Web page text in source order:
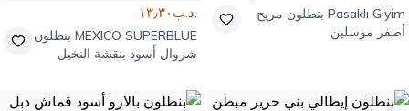
Pasaklı Giyim بنطلون مريح
أصفر موسلين
.د.ب١٣٫٣٠
MEXICO SUPERBLUE بنطلون
شروال أسود بنقشة النخيل